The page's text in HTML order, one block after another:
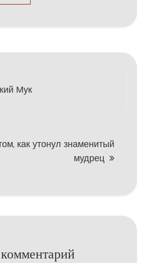
Мук
как утонул знаменитый
мудрец